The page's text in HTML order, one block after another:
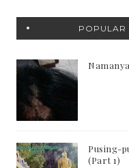
POPULAR
Pusing-
(Part 1)